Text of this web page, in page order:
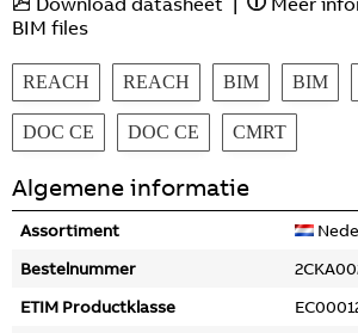
BIM files
REACH REACH BIM BIM
DOC CE DOC CE CMRT
Algemene informatie
Assortiment
Bestelnummer
ETIM Productklasse